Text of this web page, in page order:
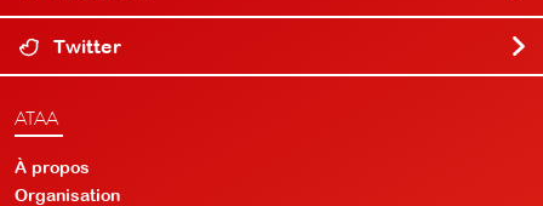
Twitter
ATAA
À propos
Organisation